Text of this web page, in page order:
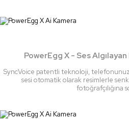
PowerEgg X - Ses
SyncVoice patentli teknoloji,
sesi otomatik olarak resimlerle
fotoğrafçılığına